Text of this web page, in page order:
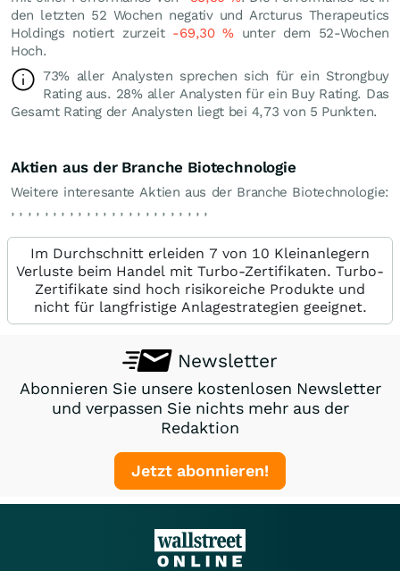
den letzten 52 Wochen negativ und Arcturus Therapeutics
Holdings notiert zurzeit -69,30% unter dem 52-Wochen
Hoch.
73% aller Analysten sprechen sich für ein Strongbuy
Rating aus. 28% aller Analysten für ein Buy Rating. Das
Gesamt Rating der Analysten liegt bei 4,73 von 5 Punkten.
Aktien aus der Branche Biotechnologie
Weitere interesante Aktien aus der Branche Biotechnologie:
, , , , , , , , , , , , , , , , , , , , , , , ,
Im Durchschnitt erleiden 7 von 10 Kleinanlegern
Verluste beim Handel mit Turbo-Zertifikaten. Turbo-
Zertifikate sind hoch risikoreiche Produkte und
nicht für langfristige Anlagestrategien geeignet.
Newsletter
Abonnieren Sie unsere kostenlosen Newsletter
und verpassen Sie nichts mehr aus der
Redaktion
Jetzt abonnieren!